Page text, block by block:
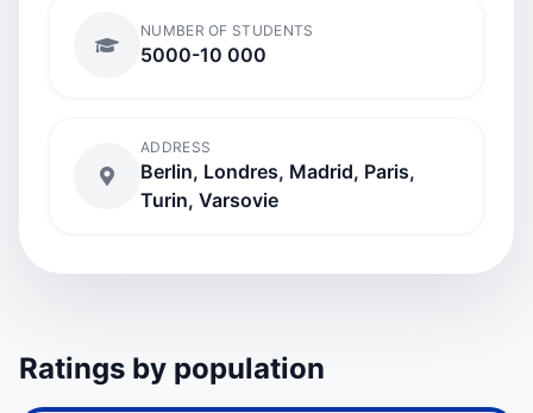
NUMBER OF STUDENTS
5000-10 000
ADDRESS
Berlin, Londres, Madrid, Paris,
Turin, Varsovie
Ratings by population